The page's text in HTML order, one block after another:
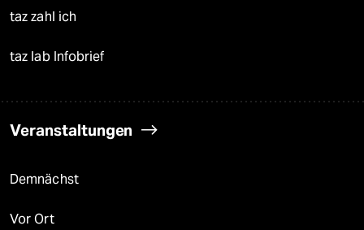
taz zahl ich
taz lab Infobrief
Veranstaltungen
Demnächst
Vor Ort